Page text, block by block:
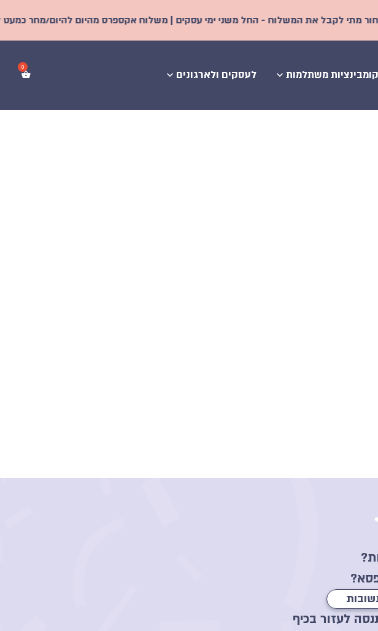
המשלוח - החל משני ימי עסקים | משלוח אקספרס מהיום להיום/מחר כמעט לכל הארץ! |
קומבינציות משתלמות לעסקים ולארגונים
לעזור בכיף